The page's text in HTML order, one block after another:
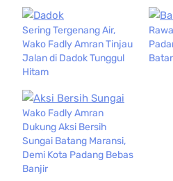
Sering Tergenang Air,
Wako Fadly Amran Tinjau
Jalan di Dadok Tunggul
Hitam
Wako Fadly Amran
Dukung Aksi Bersih
Sungai Batang Maransi,
Demi Kota Padang Bebas
Banjir